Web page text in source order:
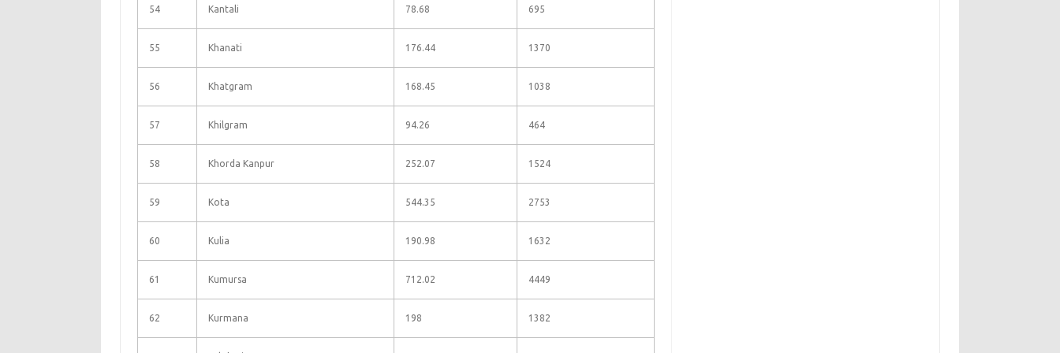
54 Kantali 78.68 695
55 Khanati 176.44 1370
56 Khatgram 168.45 1038
57 Khilgram 94.26 464
58 Khorda Kanpur 252.07 1524
59 Kota 544.35 2753
60 Kulia 190.98 1632
61 Kumursa 712.02 4449
62 Kurmana 198 1382